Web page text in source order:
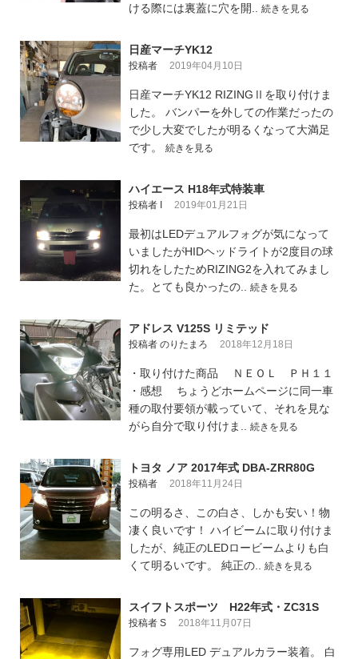
ける際には裏蓋に穴を開.. 続きを見る
日産マーチYK12
投稿者 2019年04月10日
日産マーチYK12 RIZINGⅡを取り付けま
した。 バンパーを外しての作業だったの
で少し大変でしたが明るくなって大満足
です。 続きを見る
ハイエース H18年式特装車
投稿者 I 2019年01月21日
最初はLEDデュアルフォグが気になって
いましたがHIDヘッドライトが2度目の球
切れをしたためRIZING2を入れてみまし
た。とても良かったの.. 続きを見る
アドレス V125S リミテッド
投稿者 のりたまろ 2018年12月18日
・取り付けた商品 ＮＥＯＬ ＰＨ１１
・感想 ちょうどホームページに同一車
種の取付要領が載っていて、それを見な
がら自分で取り付けま.. 続きを見る
トヨタ ノア 2017年式 DBA-ZRR80G
投稿者 2018年11月24日
この明るさ、この白さ、しかも安い！物
凄く良いです！ ハイビームに取り付けま
したが、純正のLEDロービームよりも白
くて明るいです。 純正の.. 続きを見る
スイフトスポーツ H22年式・ZC31S
投稿者 S 2018年11月07日
フォグ専用LED デュアルカラー装着。 白